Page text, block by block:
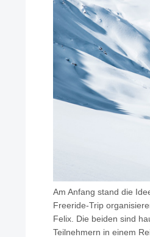
Am Anfang stand die
Freeride-Trip
Felix. Die beiden sind
Teilnehmern in einem